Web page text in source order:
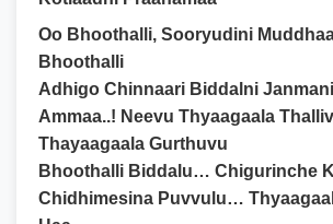
Oo Bhoothalli, Sooryudini
Bhoothalli
Adhigo Chinnaari Biddalni
Ammaa..! Neevu Thyaagaala
Thayaagaala Gurthuvu
Bhoothalli Biddalu… Chigurinche
Chidhimesina Puvvulu…